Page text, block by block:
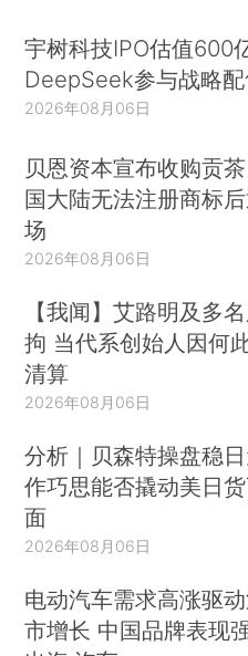
宇树科技IPO估值600
DeepSeek参与战略配
2026年08月06日
贝恩资本宣布收购贡
国大陆无法注册商标
场
2026年08月06日
【我闻】艾路明及多
拘 当代系创始人因何
清算
2026年08月06日
分析｜贝森特操盘稳
作巧思能否撬动美日
面
2026年08月06日
电动汽车需求高涨驱
市增长 中国品牌表现